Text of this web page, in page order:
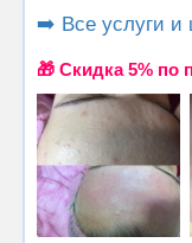
➡️ Все услуги и
🎁 Cкидка 5% по